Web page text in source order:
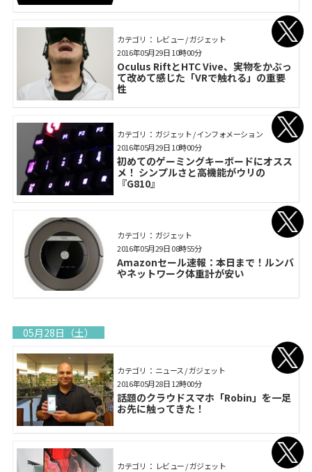
カテゴリ： レビュー / ガジェット
Oculus RiftとHTC Vive、実物をかぶっ
て改めて感じた「VRで触れる」の重要
性
2016年05月29日 10時00分
カテゴリ： ガジェット / インフォメーション
初めてのゲーミングキーボードにオスス
メ！ シンプルさと高機能がウリの
『G810』
2016年05月29日 10時00分
カテゴリ： ガジェット
Amazonセール速報：本日まで！ルンバ
やネットワーク体重計が安い
2016年05月29日 08時55分
05月28日（土）
カテゴリ： ニュース / ガジェット
話題のクラウドスマホ「Robin」を一足
お先に触ってきた！
2016年05月28日 12時00分
カテゴリ： レビュー / ガジェット